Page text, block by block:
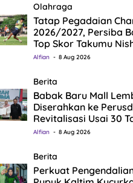
Olahraga
Tatap Pegadaian
2026/2027, Persiba
Top Skor Takumu
Alfian 8 Aug 2026
Berita
Babak Baru Mall
Diserahkan ke
Revitalisasi Usai 30
Alfian 8 Aug 2026
Berita
Perkuat